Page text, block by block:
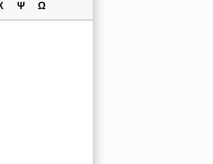
Ψ Ω